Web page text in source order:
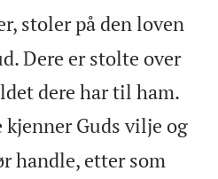
stoler på den loven
Dere er stolte over
dere har til ham.
kjenner Guds vilje og
handle, etter som